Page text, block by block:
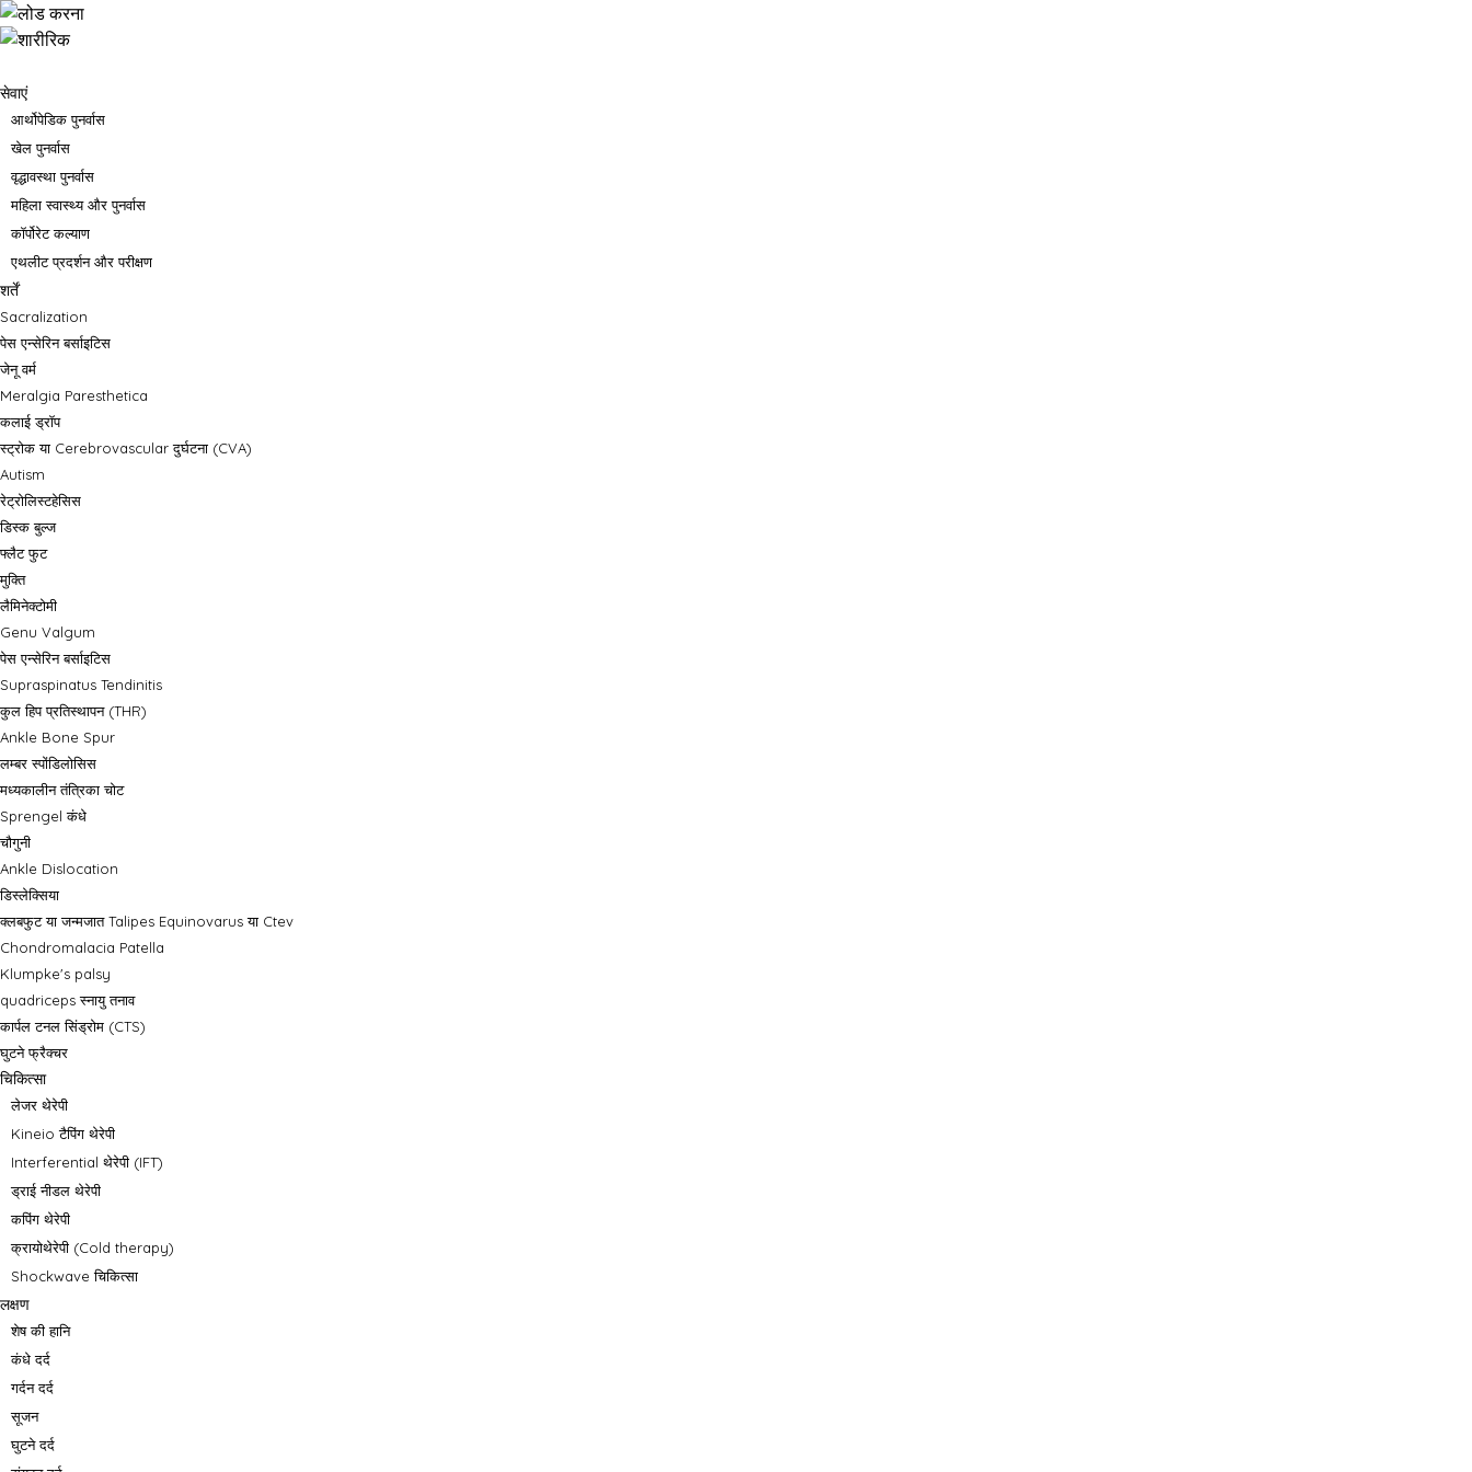
सेवाएं
आर्थोपेडिक पुनर्वास
खेल पुनर्वास
वृद्धावस्था पुनर्वास
महिला स्वास्थ्य और पुनर्वास
कॉर्पोरेट कल्याण
एथलीट प्रदर्शन और परीक्षण
शर्तें
Sacralization
पेस एन्सेरिन बर्साइटिस
जेनू वर्म
Meralgia Paresthetica
कलाई ड्रॉप
स्ट्रोक या Cerebrovascular दुर्घटना (CVA)
Autism
रेट्रोलिस्टहेसिस
डिस्क बुल्ज
फ्लैट फुट
मुक्ति
लैमिनेक्टोमी
Genu Valgum
पेस एन्सेरिन बर्साइटिस
Supraspinatus Tendinitis
कुल हिप प्रतिस्थापन (THR)
Ankle Bone Spur
लम्बर स्पोंडिलोसिस
मध्यकालीन तंत्रिका चोट
Sprengel कंधे
चौगुनी
Ankle Dislocation
डिस्लेक्सिया
क्लबफुट या जन्मजात Talipes Equinovarus या Ctev
Chondromalacia Patella
Klumpke's palsy
quadriceps स्नायु तनाव
कार्पल टनल सिंड्रोम (CTS)
घुटने फ्रैक्चर
चिकित्सा
लेजर थेरेपी
Kineio टैपिंग थेरेपी
Interferential थेरेपी (IFT)
ड्राई नीडल थेरेपी
कपिंग थेरेपी
क्रायोथेरेपी (Cold therapy)
Shockwave चिकित्सा
लक्षण
शेष की हानि
कंधे दर्द
गर्दन दर्द
सूजन
घुटने दर्द